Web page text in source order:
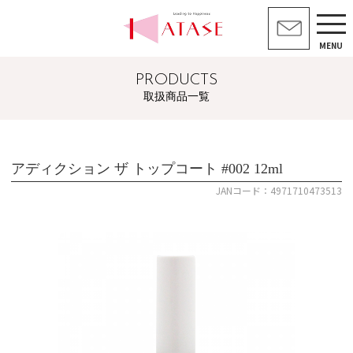
MENU
PRODUCTS
取扱商品一覧
アディクション ザ トップコート #002 12ml
JANコード：4971710473513